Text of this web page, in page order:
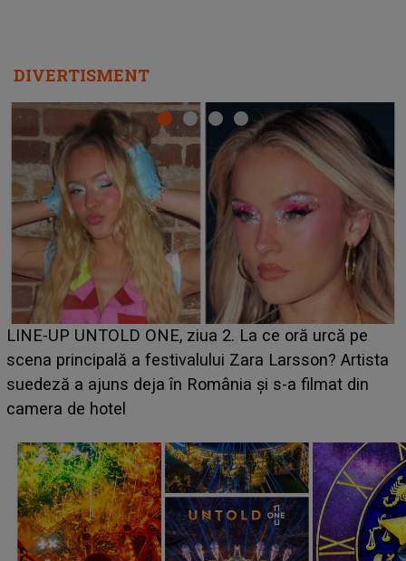
DIVERTISMENT
Ce a dezvăluit noua concurentă din "Casa Iubirii" l-a
luat prin surprindere pe Emanuel. CINE ESTE
BĂIATUL VIZAT de Alexandra?! Aflându-se în fața
faptului împlinit, A RECUNOSCUT IMEDIAT: "Am